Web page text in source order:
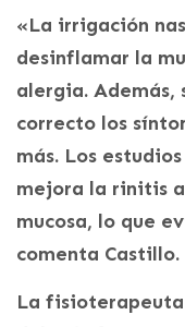
«La irrigación
desinflamar la
alergia. Además,
correcto los
más. Los
mejora la rinitis
mucosa, lo que
comenta Castillo.
La